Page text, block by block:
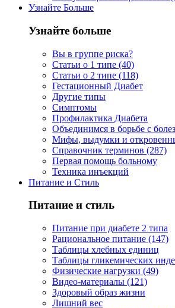
Узнайте Больше
Узнайте больше
Вы в группе риска?
Статьи о 1 типе (40)
Статьи о 2 типе (118)
Гестационный Диабет
Другие типы
Симптомы
Профилактика Диабета
Объединимся в борьбе с
Мифы, выдумки и
Справочник терминов (287)
Первая помощь больному
Техника инъекций
Питание и Стиль
Питание и стиль
Питание при диабете 2 типа
Рациональное питание (147)
Таблицы хлебных единиц
Таблицы гликемических
Физические нагрузки (49)
Видео-материалы (121)
Здоровый образ жизни
Лишний вес